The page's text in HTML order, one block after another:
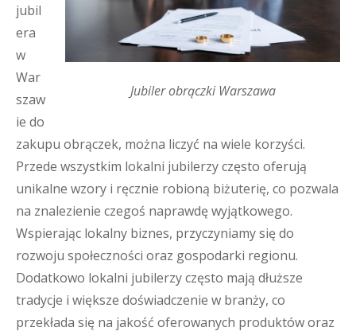
Jubiler obrączki Warszawa
jubil
era
w
War
szaw
ie do
zakupu obrączek, można liczyć na wiele korzyści.
Przede wszystkim lokalni jubilerzy często oferują
unikalne wzory i ręcznie robioną biżuterię, co pozwala
na znalezienie czegoś naprawdę wyjątkowego.
Wspierając lokalny biznes, przyczyniamy się do
rozwoju społeczności oraz gospodarki regionu.
Dodatkowo lokalni jubilerzy często mają dłuższe
tradycje i większe doświadczenie w branży, co
przekłada się na jakość oferowanych produktów oraz